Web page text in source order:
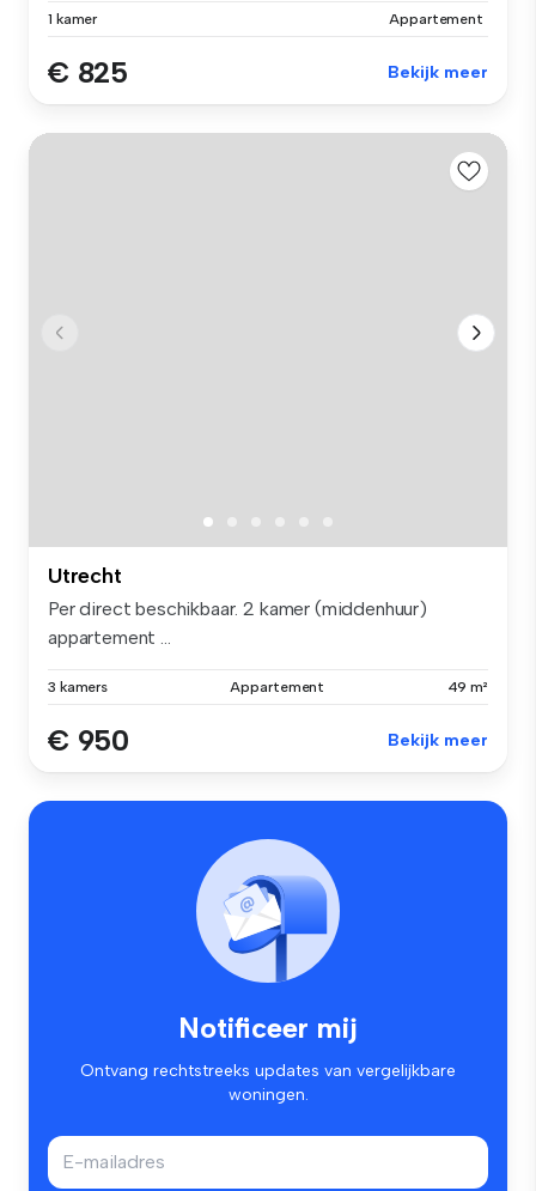
1 kamer Appartement
€ 825 Bekijk meer
Utrecht
Per direct beschikbaar. 2 kamer (middenhuur)
appartement ...
3 kamers Appartement 49 m²
€ 950 Bekijk meer
Notificeer mij
Ontvang rechtstreeks updates van vergelijkbare
woningen.